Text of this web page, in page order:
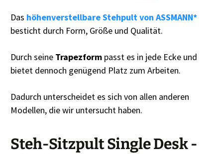
Das höhenverstellbare Stehpult von ASSMANN*
besticht durch Form, Größe und Qualität.
Durch seine Trapezform passt es in jede Ecke und
bietet dennoch genügend Platz zum Arbeiten.
Dadurch unterscheidet es sich von allen anderen
Modellen, die wir untersucht haben.
Steh-Sitzpult Single Desk -